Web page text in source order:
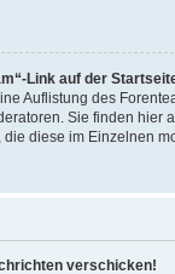
Link auf der
Auflistung des
Sie finden hier
die diese im Einzelnen
verschicken!